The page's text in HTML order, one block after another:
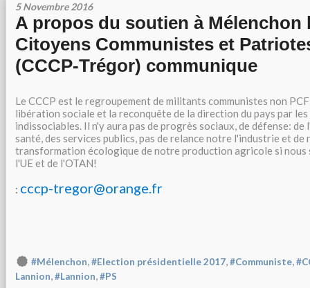
5 Novembre 2016
A propos du soutien à Mélenchon
Citoyens Communistes et
(CCCP-Trégor) communique
Le CCCP est le regroupement de militants communistes non
libération sociale et la reconquête de la direction du pays par
indissociables. Il n'y aura pas de progrès sociaux, de défense: de
santé, des services publics, pas de relance notre l'industrie et de
transformation écologique de notre production agricole si nous
l'UE et de l'OTAN!
: cccp-tregor@orange.fr
#Mélenchon,#Election présidentielle 2017,#Communiste,
Lannion,#Lannion,#PS